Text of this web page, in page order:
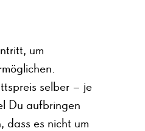
um
selber – je
Du aufbringen
dass es nicht um